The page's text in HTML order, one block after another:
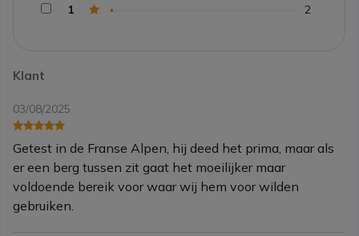
Klant
03/08/2025
Getest in de Franse Alpen, hij deed het prima, maar als
er een berg tussen zit gaat het moeilijker maar
voldoende bereik voor waar wij hem voor wilden
gebruiken.
1
2